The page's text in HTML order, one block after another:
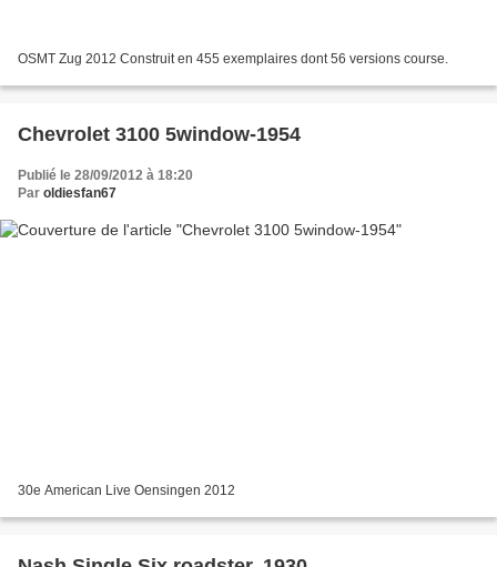
OSMT Zug 2012 Construit en 455 exemplaires dont 56 versions course.
Chevrolet 3100 5window-1954
Publié le 28/09/2012 à 18:20
Par oldiesfan67
30e American Live Oensingen 2012